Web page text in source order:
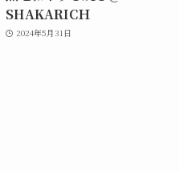
SHAKARICＨ
2024年5月31日